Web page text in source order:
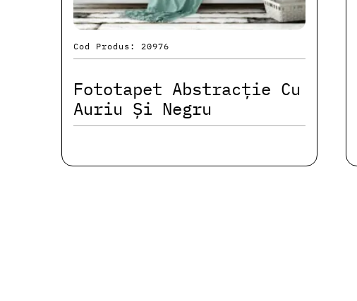
Cod Produs: 20976
Fototapet Abstracție Cu
Auriu Și Negru